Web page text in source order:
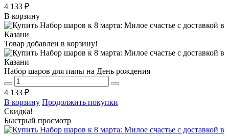
4 133 ₽
В корзину
Товар добавлен в корзину!
Набор шаров для папы на День рождения
4 133 ₽
В корзину Продолжить покупки
Скидка!
Быстрый просмотр